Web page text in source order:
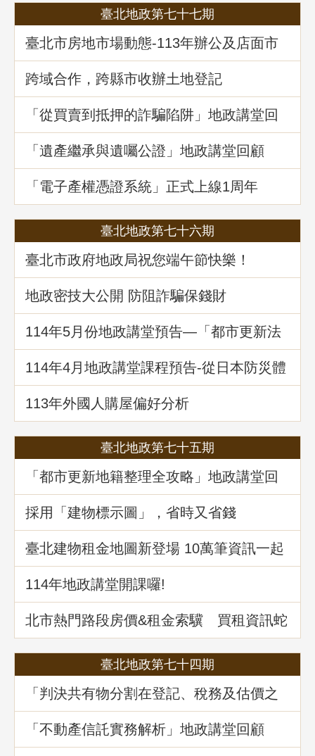
臺北地政第七十七期
臺北市房地市場動態-113年辦公及店面市
場
跨域合作，跨縣市收辦土地登記
「從買賣到抵押的詐騙陷阱」地政講堂回
顧
「遺產繼承與遺囑公證」地政講堂回顧
「電子產權憑證系統」正式上線1周年
臺北地政第七十六期
臺北市政府地政局祝您端午節快樂！
地政密技大公開 防阻詐騙保錢財
114年5⽉份地政講堂預告—「都市更新法
理與實務」
114年4月地政講堂課程預告-從日本防災體
系看台灣的減災與建物更新重建
113年外國人購屋偏好分析
臺北地政第七十五期
「都市更新地籍整理全攻略」地政講堂回
顧
採用「建物標示圖」，省時又省錢
臺北建物租金地圖新登場 10萬筆資訊一起
升級
114年地政講堂開課囉!
北市熱門路段房價&租金索驥 買租資訊蛇
麼都有
臺北地政第七十四期
「判決共有物分割在登記、稅務及估價之
爭議問題」地政講堂回顧
「不動產信託實務解析」地政講堂回顧